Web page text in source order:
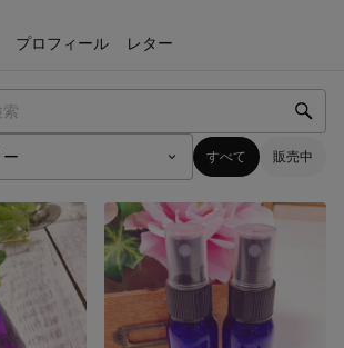
プロフィール レター
すべて 販売中